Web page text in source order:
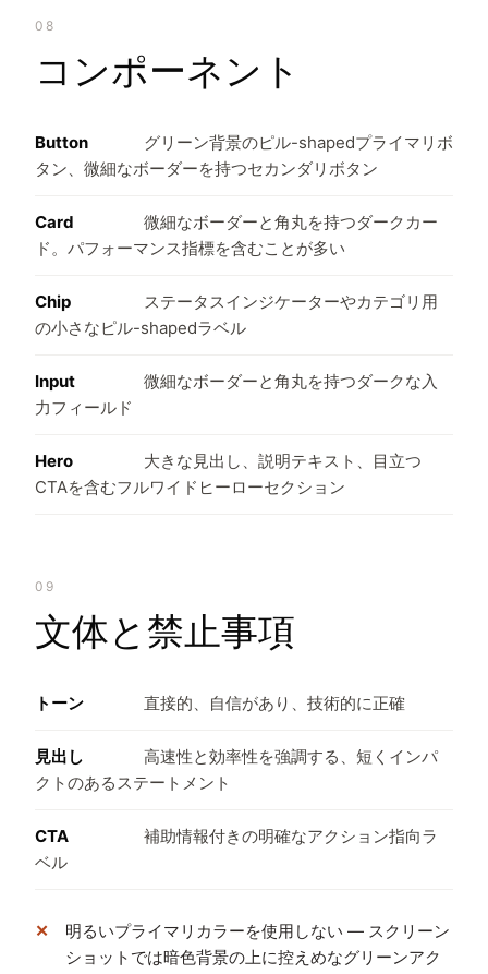
08
コンポーネント
Button
グリーン背景のピル-shapedプライマリボ
タン、微細なボーダーを持つセカンダリボタン
Card
微細なボーダーと角丸を持つダークカー
ド。パフォーマンス指標を含むことが多い
Chip
ステータスインジケーターやカテゴリ用
の小さなピル-shapedラベル
Input
微細なボーダーと角丸を持つダークな入
力フィールド
Hero
大きな見出し、説明テキスト、目立つ
CTAを含むフルワイドヒーローセクション
09
文体と禁止事項
トーン 直接的、自信があり、技術的に正確
見出し
高速性と効率性を強調する、短くインパ
クトのあるステートメント
CTA
補助情報付きの明確なアクション指向ラ
ベル
明るいプライマリカラーを使用しない — スクリーン
ショットでは暗色背景の上に控えめなグリーンアク